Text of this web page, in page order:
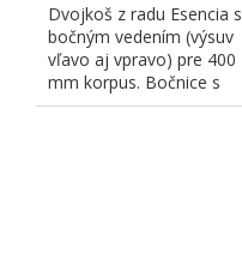
Dvojkoš z radu Esencia s
bočným vedením (výsuv
vľavo aj vpravo) pre 400
mm korpus. Bočnice s
dymovými sklami v...